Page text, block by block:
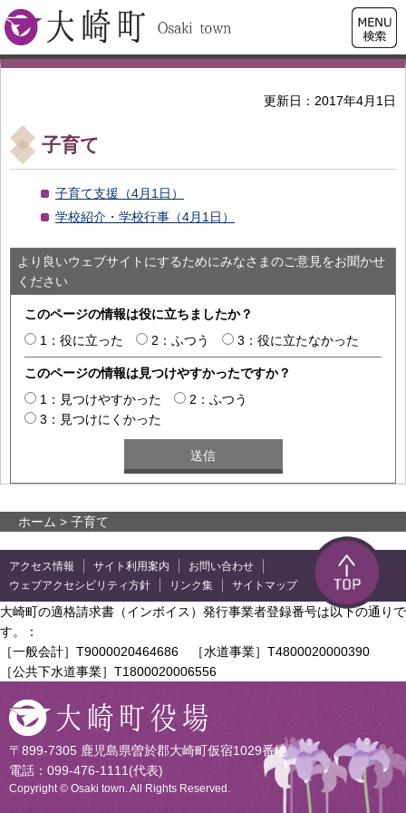
大崎町
検索・
共通メ
ニュー
更新日：2017年4月1日
子育て
子育て支援（4月1日）
学校紹介・学校行事（4月1日）
より良いウェブサイトにするためにみなさまのご意見をお聞かせ
ください
このページの情報は役に立ちましたか？
1：役に立った
2：ふつう 3：役に立たなかった
このページの情報は見つけやすかったですか？
1：見つけやすかった
2：ふつう
3：見つけにくかった
ホーム > 子育て
アクセス情報 サイト利用案内
お問い合わせ
ウェブアクセシビリティ方針
リンク集 サイトマップ
大崎町の適格請求書（インボイス）発行事業者登録番号は以下の通りで
す。：
［一般会計］T9000020464686 ［水道事業］T4800020000390
［公共下水道事業］T1800020006556
〒899-7305 鹿児島県曽於郡大崎町仮宿1029番地
電話：099-476-1111(代表)
Copyright © Osaki town. All Rights Reserved.